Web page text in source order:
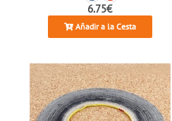
6.75€
Añadir a la Cesta